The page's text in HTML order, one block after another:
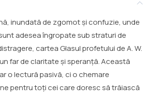
inundată de zgomot și confuzie, unde
adesea îngropate sub straturi de
cartea Glasul profetului de A. W.
far de claritate și speranță. Această
o lectură pasivă, ci o chemare
pentru toți cei care doresc să trăiască